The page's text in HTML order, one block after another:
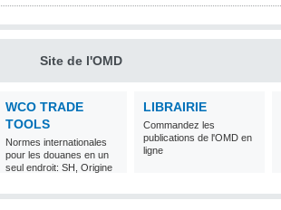
Site de l'OMD
WCO TRADE
TOOLS
Normes internationales
pour les douanes en un
seul endroit: SH, Origine
LIBRAIRIE
Commandez les
publications de l'OMD en
ligne